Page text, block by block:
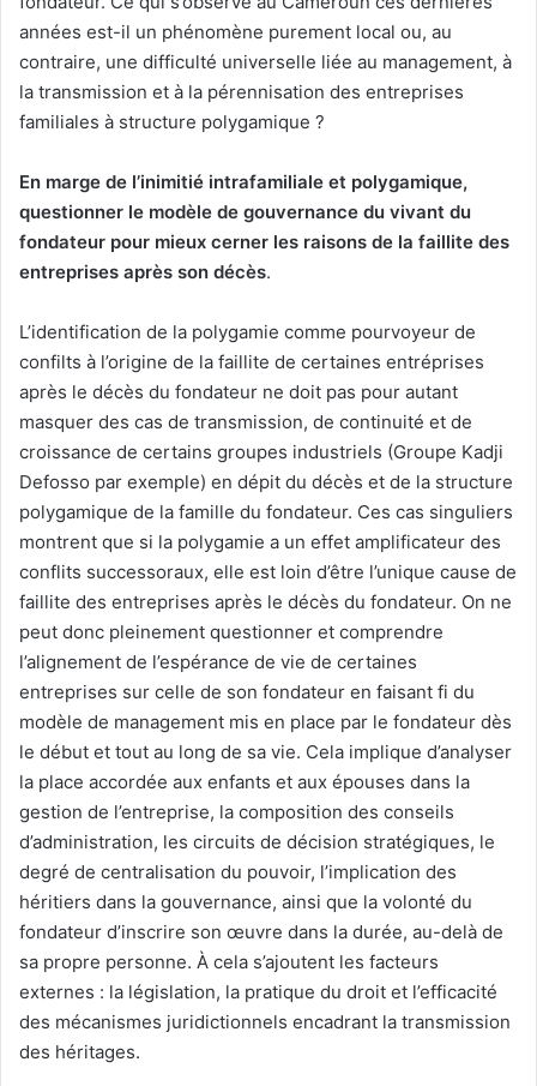
années est-il un phénomène purement local ou, au
contraire, une difficulté universelle liée au management, à
la transmission et à la pérennisation des entreprises
familiales à structure polygamique ?
En marge de l’inimitié intrafamiliale et polygamique,
questionner le modèle de gouvernance du vivant du
fondateur pour mieux cerner les raisons de la faillite des
entreprises après son décès.
L’identification de la polygamie comme pourvoyeur de
confilts à l’origine de la faillite de certaines entréprises
après le décès du fondateur ne doit pas pour autant
masquer des cas de transmission, de continuité et de
croissance de certains groupes industriels (Groupe Kadji
Defosso par exemple) en dépit du décès et de la structure
polygamique de la famille du fondateur. Ces cas singuliers
montrent que si la polygamie a un effet amplificateur des
conflits successoraux, elle est loin d’être l’unique cause de
faillite des entreprises après le décès du fondateur. On ne
peut donc pleinement questionner et comprendre
l’alignement de l’espérance de vie de certaines
entreprises sur celle de son fondateur en faisant fi du
modèle de management mis en place par le fondateur dès
le début et tout au long de sa vie. Cela implique d’analyser
la place accordée aux enfants et aux épouses dans la
gestion de l’entreprise, la composition des conseils
d’administration, les circuits de décision stratégiques, le
degré de centralisation du pouvoir, l’implication des
héritiers dans la gouvernance, ainsi que la volonté du
fondateur d’inscrire son œuvre dans la durée, au-delà de
sa propre personne. À cela s’ajoutent les facteurs
externes : la législation, la pratique du droit et l’efficacité
des mécanismes juridictionnels encadrant la transmission
des héritages.